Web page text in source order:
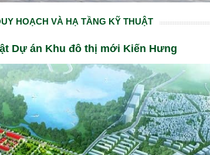
HOẠCH VÀ HẠ TẦNG KỸ THUẬT
Dự án Khu đô thị mới Kiến Hưng